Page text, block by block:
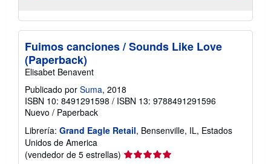
Fuimos canciones / Sounds Like Love
(Paperback)
Elisabet Benavent
Publicado por Suma, 2018
ISBN 10: 8491291598 / ISBN 13: 9788491291596
Nuevo / Paperback
Librería: Grand Eagle Retail, Bensenville, IL, Estados
Unidos de America
(vendedor de 5 estrellas) Calificación